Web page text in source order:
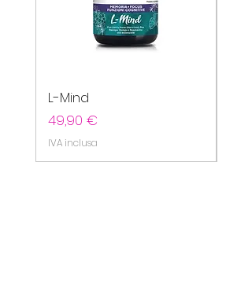
L-Mind
Prezzo
49,90 €
IVA inclusa